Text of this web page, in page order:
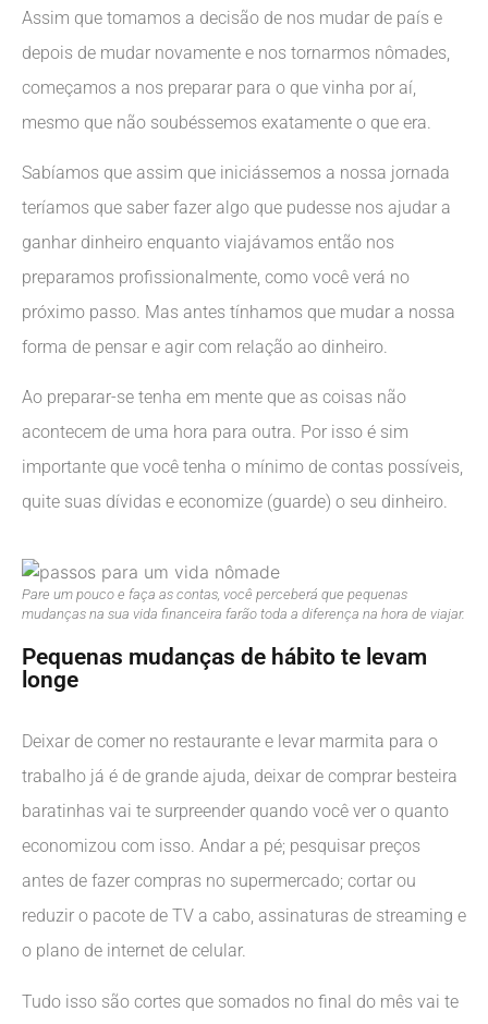
Assim que tomamos a decisão de nos mudar de país e
depois de mudar novamente e nos tornarmos nômades,
começamos a nos preparar para o que vinha por aí,
mesmo que não soubéssemos exatamente o que era.
Sabíamos que assim que iniciássemos a nossa jornada
teríamos que saber fazer algo que pudesse nos ajudar a
ganhar dinheiro enquanto viajávamos então nos
preparamos profissionalmente, como você verá no
próximo passo. Mas antes tínhamos que mudar a nossa
forma de pensar e agir com relação ao dinheiro.
Ao preparar-se tenha em mente que as coisas não
acontecem de uma hora para outra. Por isso é sim
importante que você tenha o mínimo de contas possíveis,
quite suas dívidas e economize (guarde) o seu dinheiro.
Pare um pouco e faça as contas, você perceberá que pequenas
mudanças na sua vida financeira farão toda a diferença na hora de viajar.
Pequenas mudanças de hábito te levam
longe
Deixar de comer no restaurante e levar marmita para o
trabalho já é de grande ajuda, deixar de comprar besteira
baratinhas vai te surpreender quando você ver o quanto
economizou com isso. Andar a pé; pesquisar preços
antes de fazer compras no supermercado; cortar ou
reduzir o pacote de TV a cabo, assinaturas de streaming e
o plano de internet de celular.
Tudo isso são cortes que somados no final do mês vai te